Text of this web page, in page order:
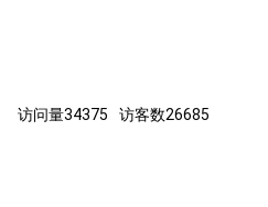
访问量34375 访客数26685